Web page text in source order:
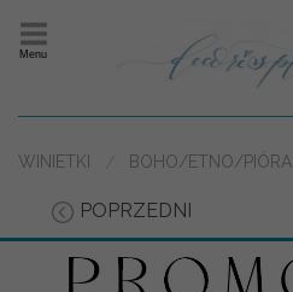
Menu
WINIETKI BOHO/ETNO/PIÓRA
POPRZEDNI